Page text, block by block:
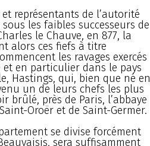
représentants de l’autorité
les faibles successeurs de
le Chauve, en 877, la
alors ces fiefs à titre
les ravages exercés
en particulier dans le pays
Hastings, qui, bien que né en
un de leurs chefs les plus
brûlé, près de Paris, l’abbaye
Oroër et de Saint-Germer.
se divise forcément
sera suffisamment